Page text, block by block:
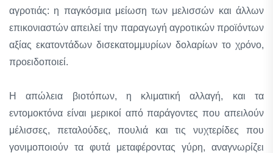
αγροτιάς: η παγκόσμια μείωση των μελισσών και άλλων
επικονιαστών απειλεί την παραγωγή αγροτικών προϊόντων
αξίας εκατοντάδων δισεκατομμυρίων δολαρίων το χρόνο,
προειδοποιεί.
Η απώλεια βιοτόπων, η κλιματική αλλαγή, και τα
εντομοκτόνα είναι μερικοί από παράγοντες που απειλούν
μέλισσες, πεταλούδες, πουλιά και τις νυχτερίδες που
γονιμοποιούν τα φυτά μεταφέροντας γύρη, αναγνωρίζει